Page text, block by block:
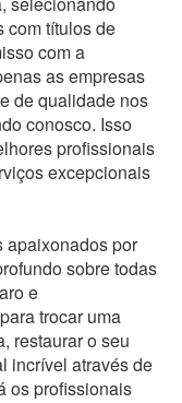
com títulos de
com a
as empresas
de qualidade nos
conosco. Isso
profissionais
excepcionais
apaixonados por
sobre todas
e
trocar uma
restaurar o seu
incrível através de
os profissionais